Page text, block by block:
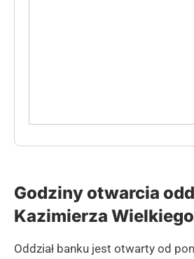
Godziny otwarcia
Kazimierza Wielkiego
Oddział banku jest otwarty od